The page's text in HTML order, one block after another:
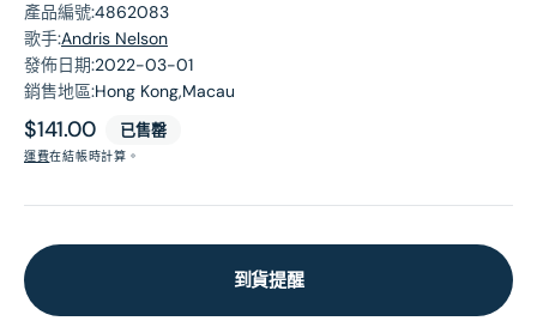
產品編號:4862083
歌手:Andris Nelson
發佈日期:2022-03-01
銷售地區:Hong Kong,Macau
原
價
$141.00 已售罄
運費在結帳時計算。
到貨提醒